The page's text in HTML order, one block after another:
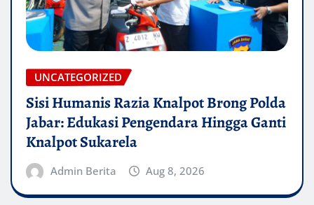
UNCATEGORIZED
Sisi Humanis Razia Knalpot Brong Polda
Jabar: Edukasi Pengendara Hingga Ganti
Knalpot Sukarela
Admin Berita Aug 8, 2026